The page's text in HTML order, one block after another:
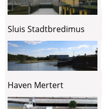
Sluis Stadtbredimus
Haven Mertert